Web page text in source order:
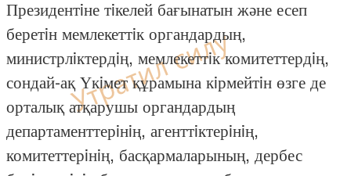
Президентiне тiкелей бағынатын және есеп
беретiн мемлекеттiк органдардың,
министрлiктердiң, мемлекеттiк комитеттердiң,
сондай-ақ Үкiмет құрамына кiрмейтiн өзге де
орталық атқарушы органдардың
департаменттерiнiң, агенттiктерiнiң,
комитеттерiнiң, басқармаларының, дербес